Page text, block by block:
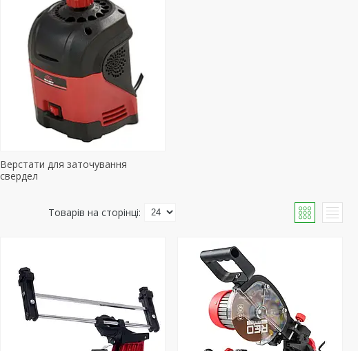
Верстати для заточування
свердел